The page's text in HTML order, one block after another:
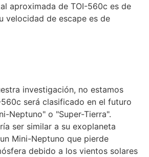
aproximada de TOI-560c es de
velocidad de escape es de
investigación, no estamos
será clasificado en el futuro
Neptuno" o "Super-Tierra".
ser similar a su exoplaneta
Mini-Neptuno que pierde
debido a los vientos solares